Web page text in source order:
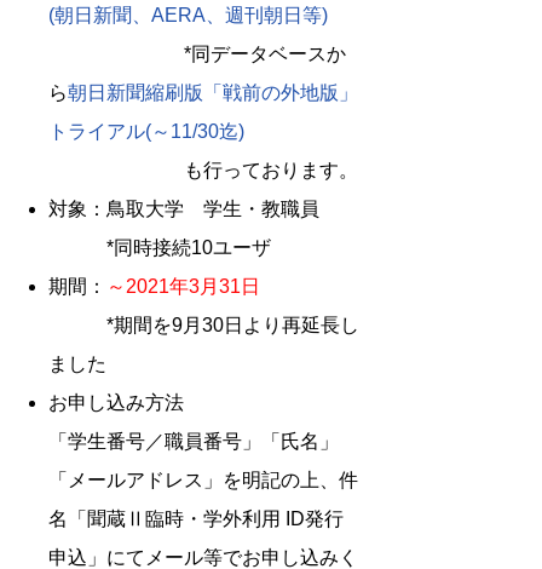
(朝日新聞、AERA、週刊朝日等)
*同データベースか
ら朝日新聞縮刷版「戦前の外地版」
トライアル(～11/30迄)
も行っております。
対象：鳥取大学 学生・教職員
*同時接続10ユーザ
期間： ～2021年3月31日
*期間を9月30日より再延長し
ました
お申し込み方法
「学生番号／職員番号」「氏名」
「メールアドレス」を明記の上、件
名「聞蔵Ⅱ臨時・学外利用 ID発行
申込」にてメール等でお申し込みく